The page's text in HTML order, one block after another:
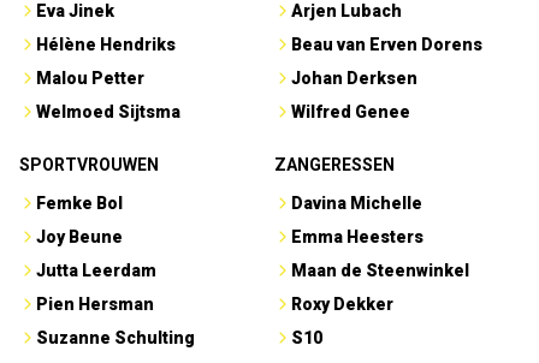
Eva Jinek
Hélène Hendriks
Malou Petter
Welmoed Sijtsma
Arjen Lubach
Beau van Erven Dorens
Johan Derksen
Wilfred Genee
SPORTVROUWEN
Femke Bol
Joy Beune
Jutta Leerdam
Pien Hersman
Suzanne Schulting
ZANGERESSEN
Davina Michelle
Emma Heesters
Maan de Steenwinkel
Roxy Dekker
S10